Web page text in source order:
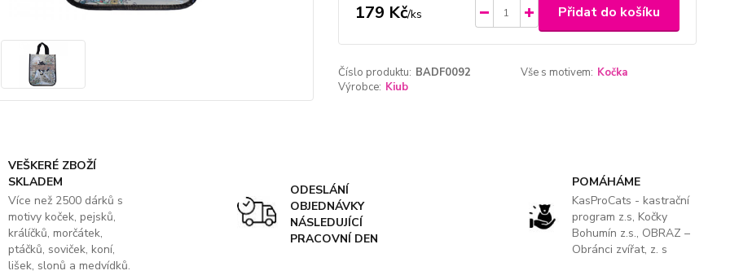
179 Kč/ks Přidat do košíku
Číslo produktu: BADF0092 Vše s motivem: Kočka
Výrobce: Kiub
VEŠKERÉ ZBOŽÍ
SKLADEM
Více než 2500 dárků s
motivy koček, pejsků,
králíčků, morčátek,
ptáčků, soviček, koní,
lišek, slonů a medvídků.
ODESLÁNÍ
OBJEDNÁVKY
NÁSLEDUJÍCÍ
PRACOVNÍ DEN
POMÁHÁME
KasProCats - kastrační
program z.s, Kočky
Bohumín z.s., OBRAZ –
Obránci zvířat, z. s